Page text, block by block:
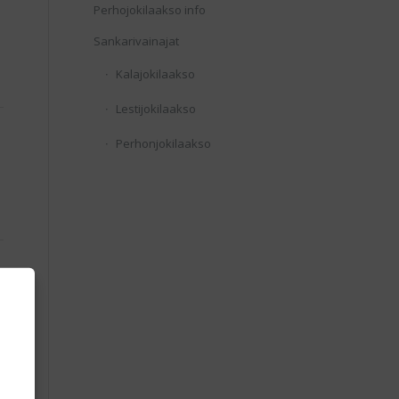
Perhojokilaakso info
Sankarivainajat
Kalajokilaakso
Lestijokilaakso
Perhonjokilaakso